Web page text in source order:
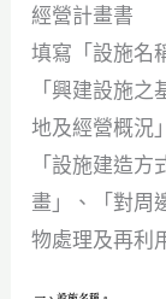
經營計畫書
填寫「設施名
「興建設施
地及經營概況
「設施建造
畫」、「對周
物處理及再利